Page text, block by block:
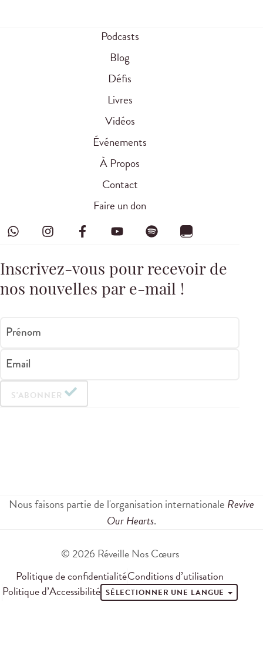
Podcasts
Blog
Défis
Livres
Vidéos
Événements
À Propos
Contact
Faire un don
Inscrivez-vous pour recevoir de
nos nouvelles par e-mail !
Prénom
Email
S'ABONNER
Nous faisons partie de l'organisation internationale Revive
Our Hearts.
© 2026 Réveille Nos Cœurs
Politique de confidentialitéConditions d’utilisation
Politique d’Accessibilité SÉLECTIONNER UNE LANGUE